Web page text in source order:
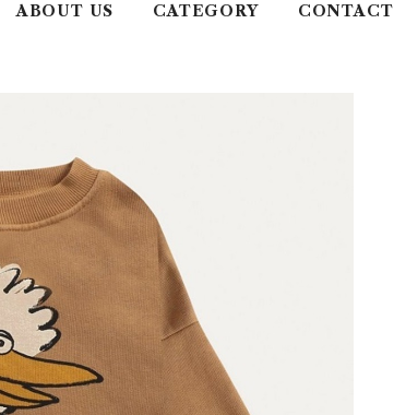
ABOUT US CATEGORY CONTACT